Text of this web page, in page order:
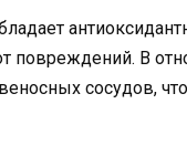
повреждений. В
сосудов,